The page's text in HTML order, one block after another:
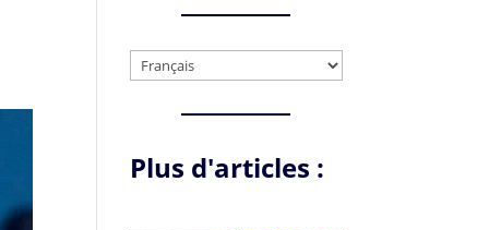
Choisir
Plus d'articles :